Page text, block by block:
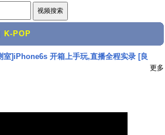
K-POP
室]iPhone6s 开箱上手玩,直播全程实录 [良
更多